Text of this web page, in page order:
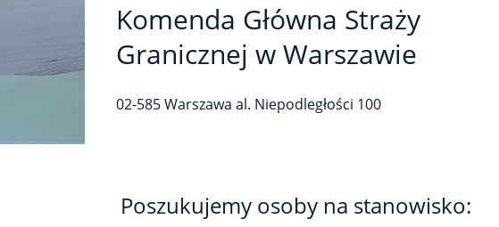
Komenda Główna Straży
Granicznej w Warszawie
02-585Warszawa al. Niepodległości 100
Poszukujemy osoby na stanowisko: